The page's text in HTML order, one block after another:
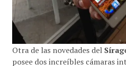
Otra de las novedades del
posee dos increíbles cámaras